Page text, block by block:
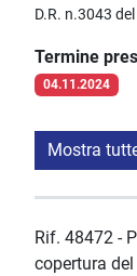
D.R. n.3043
Termine
04.11.2024
Mostra
Rif. 48472 -
copertura